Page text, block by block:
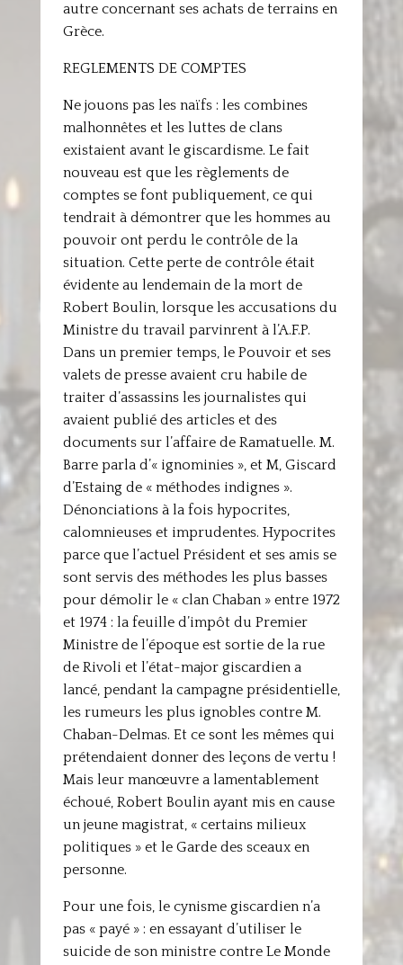
autre concernant ses achats de terrains en
Grèce.
REGLEMENTS DE COMPTES
Ne jouons pas les naïfs : les combines
malhonnêtes et les luttes de clans
existaient avant le giscardisme. Le fait
nouveau est que les règlements de
comptes se font publiquement, ce qui
tendrait à démontrer que les hommes au
pouvoir ont perdu le contrôle de la
situation. Cette perte de contrôle était
évidente au lendemain de la mort de
Robert Boulin, lorsque les accusations du
Ministre du travail parvinrent à l’A.F.P.
Dans un premier temps, le Pouvoir et ses
valets de presse avaient cru habile de
traiter d’assassins les journalistes qui
avaient publié des articles et des
documents sur l’affaire de Ramatuelle. M.
Barre parla d’« ignominies », et M, Giscard
d’Estaing de « méthodes indignes ».
Dénonciations à la fois hypocrites,
calomnieuses et imprudentes. Hypocrites
parce que l’actuel Président et ses amis se
sont servis des méthodes les plus basses
pour démolir le « clan Chaban » entre 1972
et 1974 : la feuille d’impôt du Premier
Ministre de l’époque est sortie de la rue
de Rivoli et l’état-major giscardien a
lancé, pendant la campagne présidentielle,
les rumeurs les plus ignobles contre M.
Chaban-Delmas. Et ce sont les mêmes qui
prétendaient donner des leçons de vertu !
Mais leur manœuvre a lamentablement
échoué, Robert Boulin ayant mis en cause
un jeune magistrat, « certains milieux
politiques » et le Garde des sceaux en
personne.
Pour une fois, le cynisme giscardien n’a
pas « payé » : en essayant d’utiliser le
suicide de son ministre contre Le Monde